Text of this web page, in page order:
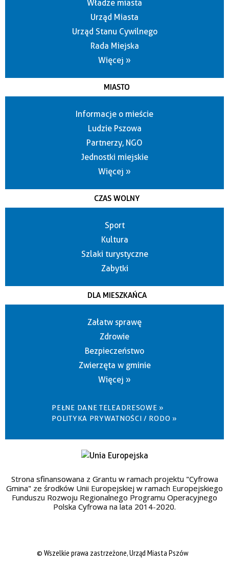
Władze miasta
Urząd Miasta
Urząd Stanu Cywilnego
Rada Miejska
Więcej »
MIASTO
Informacje o mieście
Ludzie Pszowa
Partnerzy, NGO
Jednostki miejskie
Więcej »
CZAS WOLNY
Sport
Kultura
Szlaki turystyczne
Zabytki
DLA MIESZKAŃCA
Załatw sprawę
Zdrowie
Bezpieczeństwo
Zwierzęta w gminie
Więcej »
PEŁNE DANE TELEADRESOWE »
POLITYKA PRYWATNOŚCI / RODO »
Strona sfinansowana z Grantu w ramach projektu "Cyfrowa
Gmina" ze środków Unii Europejskiej w ramach Europejskiego
Funduszu Rozwoju Regionalnego Programu Operacyjnego
Polska Cyfrowa na lata 2014-2020.
© Wszelkie prawa zastrzeżone, Urząd Miasta Pszów